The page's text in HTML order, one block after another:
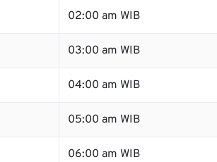
02:00 am WIB
03:00 am WIB
04:00 am WIB
05:00 am WIB
06:00 am WIB